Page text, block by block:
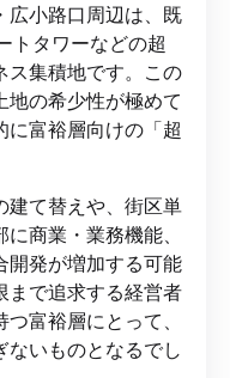
広小路口周辺は、既
トタワーなどの超
ス集積地です。この
地の希少性が極めて
に富裕層向けの「超
建て替えや、街区単
商業・業務機能、
開発が増加する可能
まで追求する経営者
富裕層にとって、
ないものとなるでし